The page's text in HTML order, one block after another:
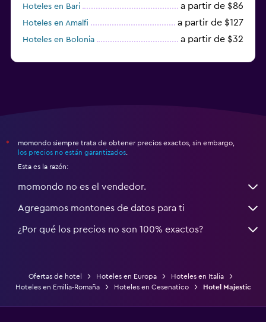
Hoteles en Bari a partir de $86
Hoteles en Amalfi a partir de $127
Hoteles en Bolonia a partir de $32
*
momondo siempre trata de obtener precios exactos, sin embargo,
los precios no están garantizados
Esta es la razón:
momondo no es el vendedor.
Agregamos montones de datos para ti
¿Por qué los precios no son 100% exactos?
Ofertas de hotel Hoteles en Europa
Hoteles en Italia
Hoteles en Emilia-Romaña
Hoteles en Cesenatico Hotel Majestic